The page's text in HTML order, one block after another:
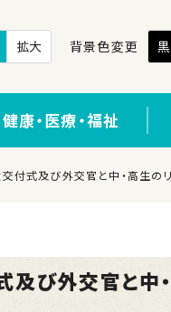
拡大 背景色変更 黒
健康・医療・福祉
式及び外交官と中・高生の
び外交官と中